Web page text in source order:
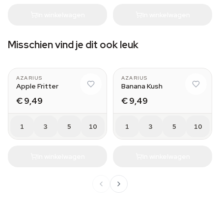
Misschien vind je dit ook leuk
AZARIUS
Apple Fritter
€ 9,49
1 3 5 10
AZARIUS
Banana Kush
€ 9,49
1 3 5 10